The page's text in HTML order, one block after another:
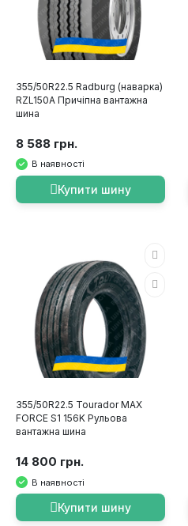
355/50R22.5 Radburg (наварка)
RZL150A Причіпна вантажна
шина
8 588 грн.
В наявності
Купити шину
355/50R22.5 Tourador MAX
FORCE S1 156K Рульова
вантажна шина
14 800 грн.
В наявності
Купити шину